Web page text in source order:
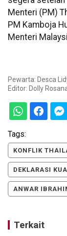
Menteri (PM)
PM Kamboja
Menteri
Pewarta: Desca
Editor: Dolly
Tags:
KONFLIK
DEKLARASI
ANWAR
Terkait